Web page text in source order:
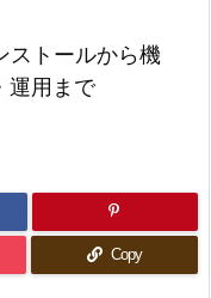
トールから機
運用まで
Copy